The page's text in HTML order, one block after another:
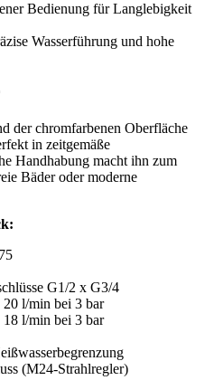
Bedienung für Langlebigkeit
Wasserführung und hohe
der chromfarbenen Oberfläche
in zeitgemäße
Handhabung macht ihn zum
Bäder oder moderne
G1/2 x G3/4
20 l/min bei 3 bar
18 l/min bei 3 bar
(M24-Strahlregler)